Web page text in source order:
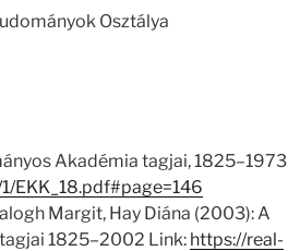
Osztálya
Akadémia tagjai, 1825–1973
EKK_18.pdf#page=146
Margit, Hay Diána (2003): A
1825–2002 Link: https://real-